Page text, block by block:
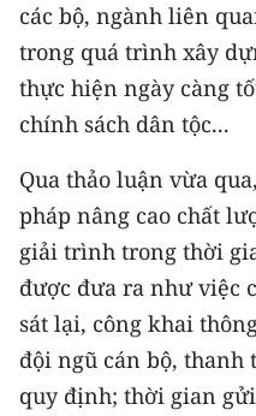
TIN ĐỊA PHƯƠNG
Trung du và miền núi
Bắc Trung Bộ
Duyên hải Nam Trung
Nguyên
Đông Nam Bộ
Đồng bằng sông Cửu
các bộ, ngành liên
trong quá trình xây
thực hiện ngày càng
chính sách dân tộc...
Qua thảo luận vừa
pháp nâng cao chất
giải trình trong thời
được đưa ra như việc
sát lại, công khai
đội ngũ cán bộ, thanh
quy định; thời gian